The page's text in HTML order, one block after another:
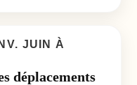
JUIN À
déplacements